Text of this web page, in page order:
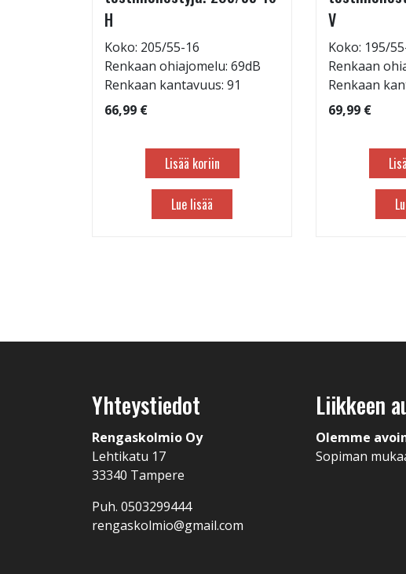
H
Koko: 205/55-16
Renkaan ohiajomelu: 69dB
Renkaan kantavuus: 91
66,99 €
Lisää koriin
Lue lisää
V
Koko: 195/
Renkaan
Renkaan
69,99 €
Yhteystiedot
Rengaskolmio Oy
Lehtikatu 17
33340 Tampere
Puh. 0503299444
rengaskolmio@gmail.com
Liikkeen
Olemme
Sopiman